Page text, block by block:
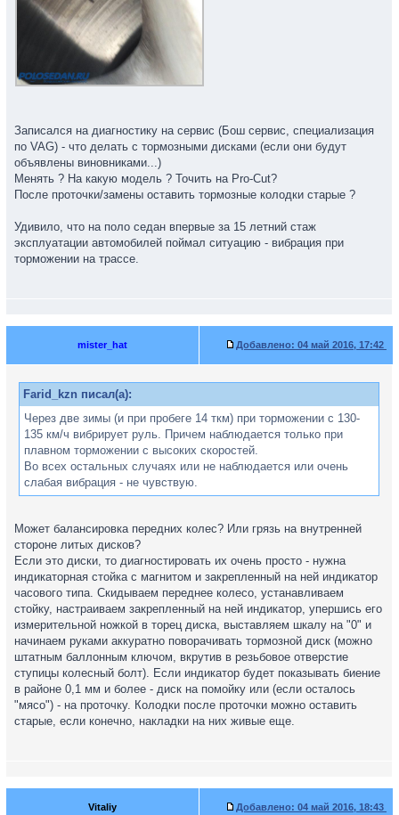
Записался на диагностику на сервис (Бош сервис, специализация
по VAG) - что делать с тормозными дисками (если они будут
объявлены виновниками...)
Менять ? На какую модель ? Точить на Pro-Cut?
После проточки/замены оставить тормозные колодки старые ?
Удивило, что на поло седан впервые за 15 летний стаж
эксплуатации автомобилей поймал ситуацию - вибрация при
торможении на трассе.
mister_hat Добавлено: 04 май 2016, 17:42
Farid_kzn писал(а):
Через две зимы (и при пробеге 14 ткм) при торможении с 130-
135 км/ч вибрирует руль. Причем наблюдается только при
плавном торможении с высоких скоростей.
Во всех остальных случаях или не наблюдается или очень
слабая вибрация - не чувствую.
Может балансировка передних колес? Или грязь на внутренней
стороне литых дисков?
Если это диски, то диагностировать их очень просто - нужна
индикаторная стойка с магнитом и закрепленный на ней индикатор
часового типа. Скидываем переднее колесо, устанавливаем
стойку, настраиваем закрепленный на ней индикатор, упершись его
измерительной ножкой в торец диска, выставляем шкалу на "0" и
начинаем руками аккуратно поворачивать тормозной диск (можно
штатным баллонным ключом, вкрутив в резьбовое отверстие
ступицы колесный болт). Если индикатор будет показывать биение
в районе 0,1 мм и более - диск на помойку или (если осталось
"мясо") - на проточку. Колодки после проточки можно оставить
старые, если конечно, накладки на них живые еще.
Vitaliy Добавлено: 04 май 2016, 18:43